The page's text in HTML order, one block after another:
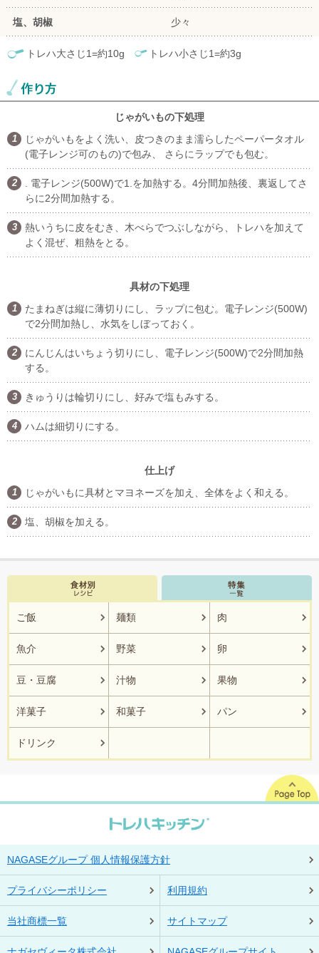
塩、胡椒 少々
トレハ大さじ1=約10g トレハ小さじ1=約3g
じゃがいもの下処理
じゃがいもをよく洗い、皮つきのまま濡らしたペーパータオル
(電子レンジ可のもの)で包み、 さらにラップでも包む。
. 電子レンジ(500W)で1.を加熱する。4分間加熱後、裏返してさ
らに2分間加熱する。
熱いうちに皮をむき、木べらでつぶしながら、トレハを加えて
よく混ぜ、粗熱をとる。
具材の下処理
たまねぎは縦に薄切りにし、ラップに包む。電子レンジ(500W)
で2分間加熱し、水気をしぼっておく。
にんじんはいちょう切りにし、電子レンジ(500W)で2分間加熱
する。
きゅうりは輪切りにし、好みで塩もみする。
ハムは細切りにする。
仕上げ
じゃがいもに具材とマヨネーズを加え、全体をよく和える。
塩、胡椒を加える。
ご飯 麺類 肉
魚介 野菜 卵
豆・豆腐 汁物 果物
洋菓子 和菓子 パン
ドリンク
NAGASEグループ 個人情報保護方針
プライバシーポリシー 利用規約
当社商標一覧 サイトマップ